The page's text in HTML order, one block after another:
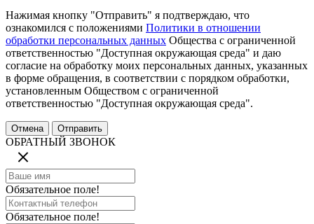
Нажимая кнопку "Отправить" я подтверждаю, что
ознакомился с положениями Политики в отношении
обработки персональных данных Общества с ограниченной
ответственностью "Доступная окружающая среда" и даю
согласие на обработку моих персональных данных, указанных
в форме обращения, в соответствии с порядком обработки,
установленным Обществом с ограниченной
ответственностью "Доступная окружающая среда".
ОБРАТНЫЙ ЗВОНОК
Обязательное поле!
Обязательное поле!